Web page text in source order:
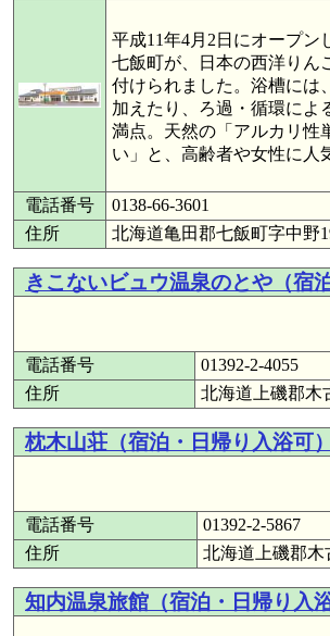
平成11年4月2日にオープ
七飯町が、日本の西洋りん
付けられました。浴槽には
加えたり、ろ過・循環によ
満点。天然の「アルカリ性
い」と、高齢者や女性に人
電話番号
0138-66-3601
住所
北海道亀田郡七飯町字中野
きこないビュウ温泉のとや（宿
電話番号
01392-2-4055
住所
北海道上磯郡木
枕木山荘（宿泊・日帰り入浴可）
電話番号
01392-2-5867
住所
北海道上磯郡木
知内温泉旅館（宿泊・日帰り入浴